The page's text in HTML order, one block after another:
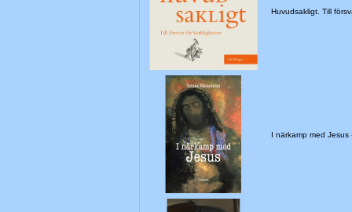
Huvudsakligt. Till
I närkamp med Jesus